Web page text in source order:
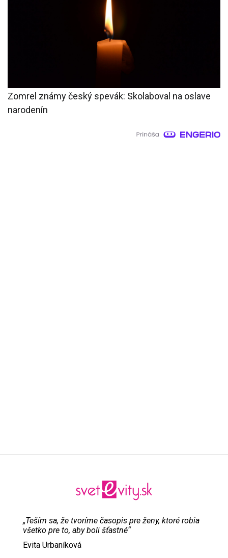
Zomrel známy český spevák: Skolaboval na oslave
narodenín
„Teším sa, že tvoríme časopis pre ženy, ktoré robia
všetko pre to, aby boli šťastné“
Evita Urbaníková